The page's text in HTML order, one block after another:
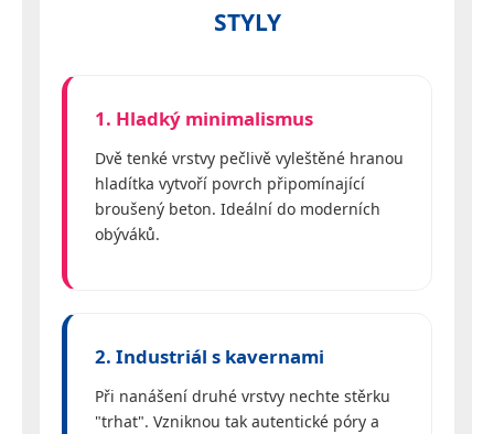
STYLY
1. Hladký minimalismus
Dvě tenké vrstvy pečlivě vyleštěné hranou
hladítka vytvoří povrch připomínající
broušený beton. Ideální do moderních
obýváků.
2. Industriál s kavernami
Při nanášení druhé vrstvy nechte stěrku
"trhat". Vzniknou tak autentické póry a